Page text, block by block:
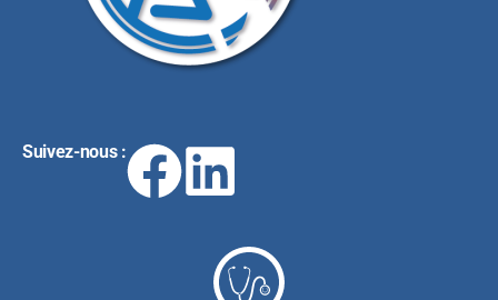
Suivez-nous :